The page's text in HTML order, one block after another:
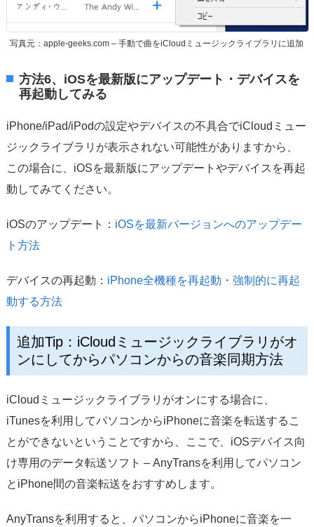
写真元：apple-geeks.com – 手動で曲をiCloudミュージックライブラリに追加
方法6、iOSを最新版にアップデート・デバイスを
再起動してみる
iPhone/iPad/iPodの設定やデバイスの不具合でiCloudミュー
ジックライブラリが表示されない可能性がありますから、
この場合に、iOSを最新版にアップデートやデバイスを再起
動してみてください。
iOSのアップデート： iOSを最新バージョンへのアップデー
ト方法
デバイスの再起動： iPhone全機種を再起動・強制的に再起
動する方法
追加Tip：iCloudミュージックライブラリがオ
ンにしてからパソコンからの音楽同期方法
iCloudミュージックライブラリがオンにする場合に、
iTunesを利用してパソコンからiPhoneに音楽を転送するこ
とができないということですから、ここで、iOSデバイス向
け専用のデータ転送ソフト – AnyTransを利用してパソコン
とiPhone間の音楽転送をおすすめします。
AnyTransを利用すると、パソコンからiPhoneに音楽を一